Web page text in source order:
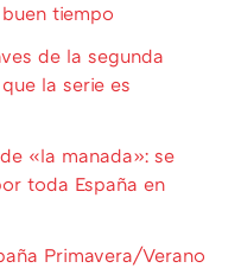
tiempo
de la segunda
la serie es
«la manada»: se
toda España en
Primavera/Verano